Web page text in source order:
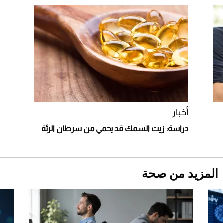
أغلى 10 عطور في العالم للرجال تمنحك فخامة
استثنائية
Comeback" في جدة (فيديو)
2026-07-25
"بوجاتي ميسترال" الاستثنائية للبيع في مزاد
مونتيري
2026-07-23
أخبار
دراسة: زيت السمك قد يحمي من سرطان الرئة
المزيد من صحة